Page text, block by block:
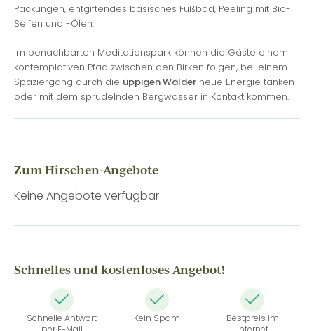
Packungen, entgiftendes basisches Fußbad, Peeling mit Bio-
Seifen und -Ölen.
Im benachbarten Meditationspark können die Gäste einem
kontemplativen Pfad zwischen den Birken folgen, bei einem
Spaziergang durch die üppigen Wälder neue Energie tanken
oder mit dem sprudelnden Bergwasser in Kontakt kommen.
Zum Hirschen-Angebote
Keine Angebote verfügbar
Schnelles und kostenloses Angebot!
Schnelle Antwort
Kein Spam
Bestpreis im